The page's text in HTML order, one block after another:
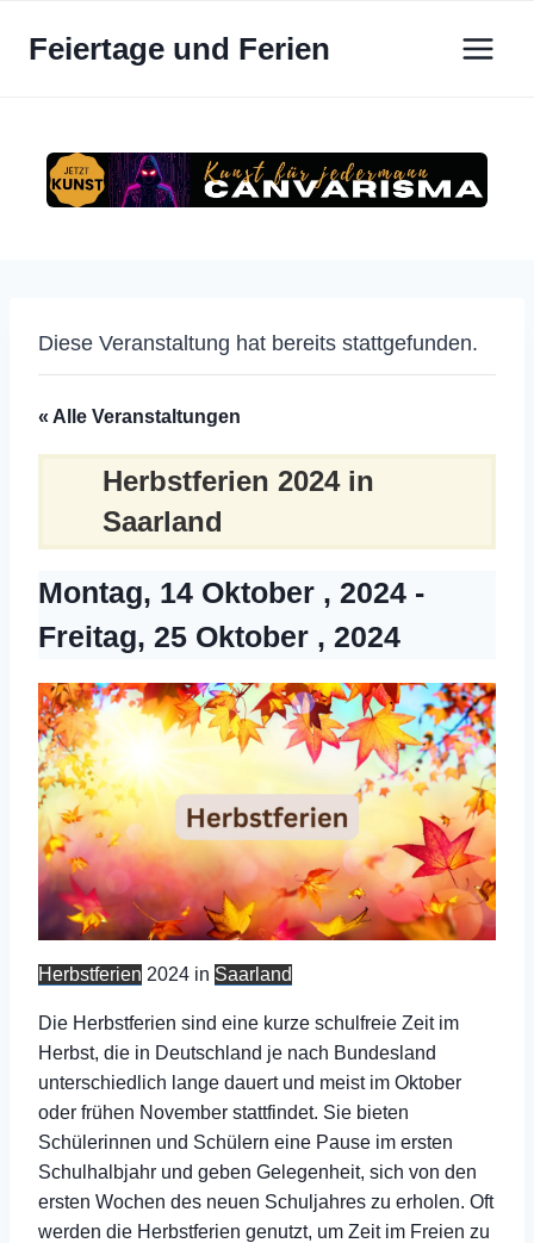
InhaltFeiertage und Ferien
Diese Veranstaltung hat bereits stattgefunden.
« Alle Veranstaltungen
Herbstferien 2024 in
Saarland
Montag, 14 Oktober , 2024 -
Freitag, 25 Oktober , 2024
Herbstferien 2024 in Saarland
Die Herbstferien sind eine kurze schulfreie Zeit im
Herbst, die in Deutschland je nach Bundesland
unterschiedlich lange dauert und meist im Oktober
oder frühen November stattfindet. Sie bieten
Schülerinnen und Schülern eine Pause im ersten
Schulhalbjahr und geben Gelegenheit, sich von den
ersten Wochen des neuen Schuljahres zu erholen. Oft
werden die Herbstferien genutzt, um Zeit im Freien zu